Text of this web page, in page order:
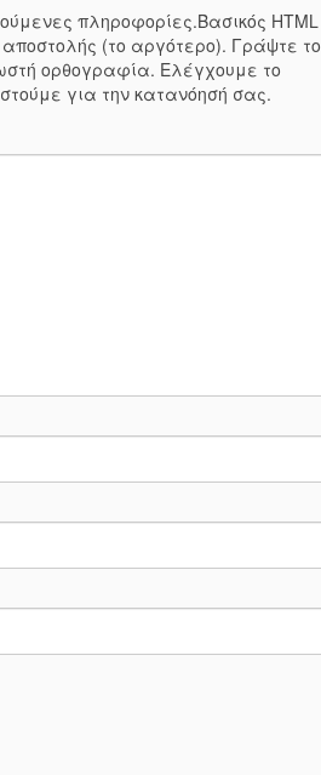
πληροφορίες.Βασικός HTML
(το αργότερο). Γράψτε το
ορθογραφία. Ελέγχουμε το
για την κατανόησή σας.